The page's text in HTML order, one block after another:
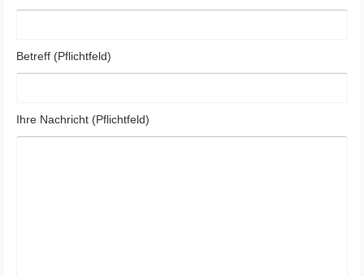
Betreff (Pflichtfeld)
Ihre Nachricht (Pflichtfeld)